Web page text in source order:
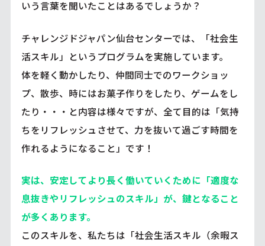
いう言葉を聞いたことはあるでしょうか？
チャレンジドジャパン仙台センターでは、「社会生
活スキル」というプログラムを実施しています。
体を軽く動かしたり、仲間同士でのワークショッ
プ、散歩、時にはお菓子作りをしたり、ゲームをし
たり・・・と内容は様々ですが、全て目的は「気持
ちをリフレッシュさせて、力を抜いて過ごす時間を
作れるようになること」です！
実は、 安定してより長く働いていくために「適度な
息抜きやリフレッシュのスキル」が、鍵となること
が多くあります。
このスキルを、私たちは「社会生活スキル（余暇ス